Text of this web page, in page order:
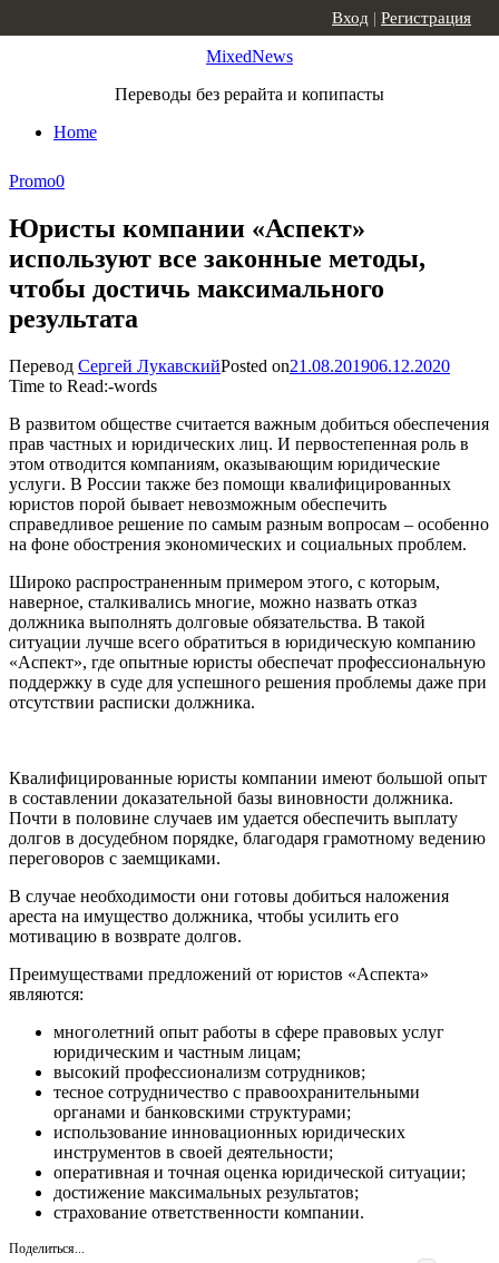
MixedNews
Переводы без рерайта и копипасты
Home
Вход | Регистрация
Promo0
Юристы компании «Аспект»
используют все законные методы,
чтобы достичь максимального
результата
Перевод Сергей ЛукавскийPosted on21.08.201906.12.2020
Time to Read:-words
В развитом обществе считается важным добиться обеспечения
прав частных и юридических лиц. И первостепенная роль в
этом отводится компаниям, оказывающим юридические
услуги. В России также без помощи квалифицированных
юристов порой бывает невозможным обеспечить
справедливое решение по самым разным вопросам – особенно
на фоне обострения экономических и социальных проблем.
Широко распространенным примером этого, с которым,
наверное, сталкивались многие, можно назвать отказ
должника выполнять долговые обязательства. В такой
ситуации лучше всего обратиться в юридическую компанию
«Аспект», где опытные юристы обеспечат профессиональную
поддержку в суде для успешного решения проблемы даже при
отсутствии расписки должника.
Квалифицированные юристы компании имеют большой опыт
в составлении доказательной базы виновности должника.
Почти в половине случаев им удается обеспечить выплату
долгов в досудебном порядке, благодаря грамотному ведению
переговоров с заемщиками.
В случае необходимости они готовы добиться наложения
ареста на имущество должника, чтобы усилить его
мотивацию в возврате долгов.
Преимуществами предложений от юристов «Аспекта»
являются:
многолетний опыт работы в сфере правовых услуг
юридическим и частным лицам;
высокий профессионализм сотрудников;
тесное сотрудничество с правоохранительными
органами и банковскими структурами;
использование инновационных юридических
инструментов в своей деятельности;
оперативная и точная оценка юридической ситуации;
достижение максимальных результатов;
страхование ответственности компании.
Поделиться...